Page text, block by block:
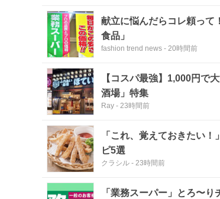
献立に悩んだらコレ頼って
食品」
fashion trend news - 20時間前
【コスパ最強】1,000円で
酒場」特集
Ray - 23時間前
「これ、覚えておきたい
ピ5選
クラシル - 23時間前
「業務スーパー」とろ〜